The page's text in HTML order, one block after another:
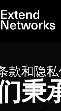
款和隐
秉